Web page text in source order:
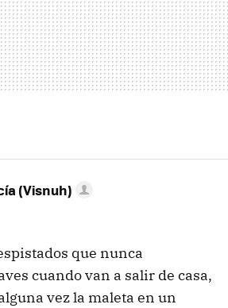
(Visnuh)
que nunca
cuando van a salir de casa,
vez la maleta en un